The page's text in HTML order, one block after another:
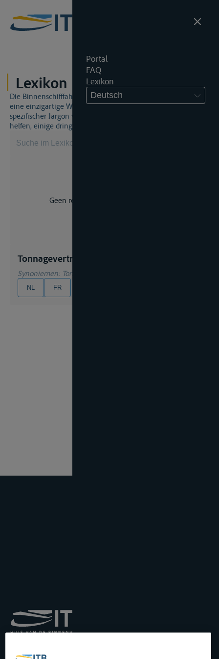
Portal
FAQ
Lexikon
Deutsch
Lexikon
Die Binnenschifffahrt und das Binnenschifffahrtsrecht sind
eine einzigartige Welt. Dies bedeutet, dass häufig ein
spezifischer Jargon verwendet wird. Dieses Lexikon wird Ihnen
helfen, einige dringend benötigte Begriffe zu beherrschen.
Geen resultaat voor uw zoekopdracht.
Tonnagevertrag
Synoniemen: Tonnagecharter, Raumcharter
NL FR